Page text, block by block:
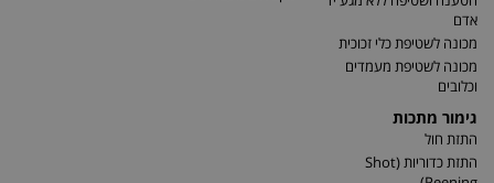
אדם
מכונה לשטיפת כלי זכוכית
מכונה לשטיפת מעמדים
וכלובים
גימור מתכות
התזת חול
התזת כדוריות (Shot